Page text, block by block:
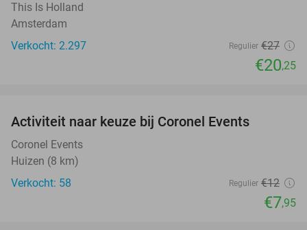
This Is Holland
Amsterdam
Verkocht: 2.297
Regulier €27
€20,25
Activiteit naar keuze bij Coronel Events
Coronel Events
Huizen (8 km)
Verkocht: 58
Regulier €12
€7,95